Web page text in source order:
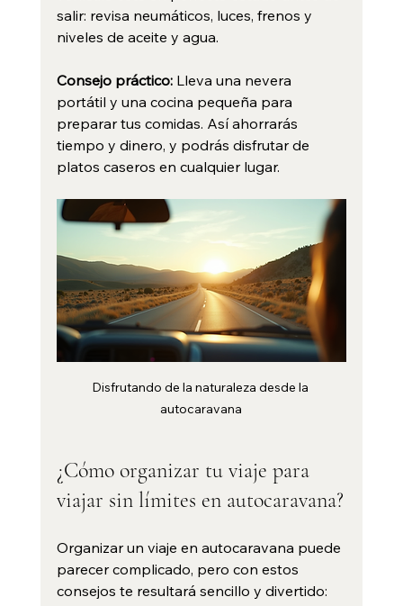
salir: revisa neumáticos, luces, frenos y
niveles de aceite y agua.
Consejo práctico: Lleva una nevera
portátil y una cocina pequeña para
preparar tus comidas. Así ahorrarás
tiempo y dinero, y podrás disfrutar de
platos caseros en cualquier lugar.
Disfrutando de la naturaleza desde la
autocaravana
¿Cómo organizar tu viaje para
viajar sin límites en autocaravana?
Organizar un viaje en autocaravana puede
parecer complicado, pero con estos
consejos te resultará sencillo y divertido: